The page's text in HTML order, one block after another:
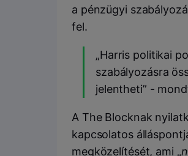
a pénzügyi
fel.
„Harris politikai
szabályozásra
jelentheti” -
A The Blocknak
kapcsolatos
megközelítését, ami „